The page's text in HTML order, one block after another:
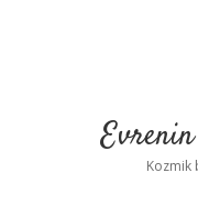
Kozmik